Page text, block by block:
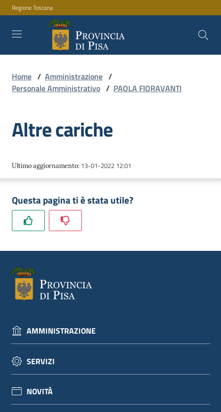
Vai al contenuto
Vai alla navigazione
Vai al footer
Regione Toscana
Amministrazione
Servizi
Novità
Documenti
e
dati
Argomenti
Seguici
su
Home / Amministrazione /
Personale Amministrativo / PAOLA FIORAVANTI
Altre cariche
Ultimo aggiornamento: 13-01-2022 12:01
Questa pagina ti è stata utile?
AMMINISTRAZIONE
SERVIZI
NOVITÀ